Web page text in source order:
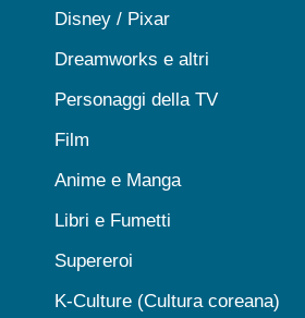
Disney / Pixar
Dreamworks e altri
Personaggi della TV
Film
Anime e Manga
Libri e Fumetti
Supereroi
K-Culture (Cultura coreana)